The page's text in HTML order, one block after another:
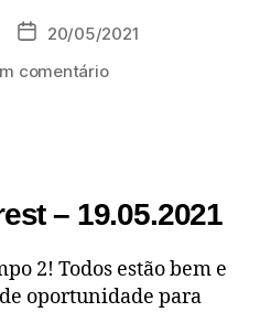
20/05/2021
comentário
– 19.05.2021
2! Todos estão bem e
oportunidade para